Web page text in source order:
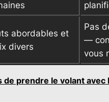
abordables et
divers
Pas
—
vous
de prendre le volant